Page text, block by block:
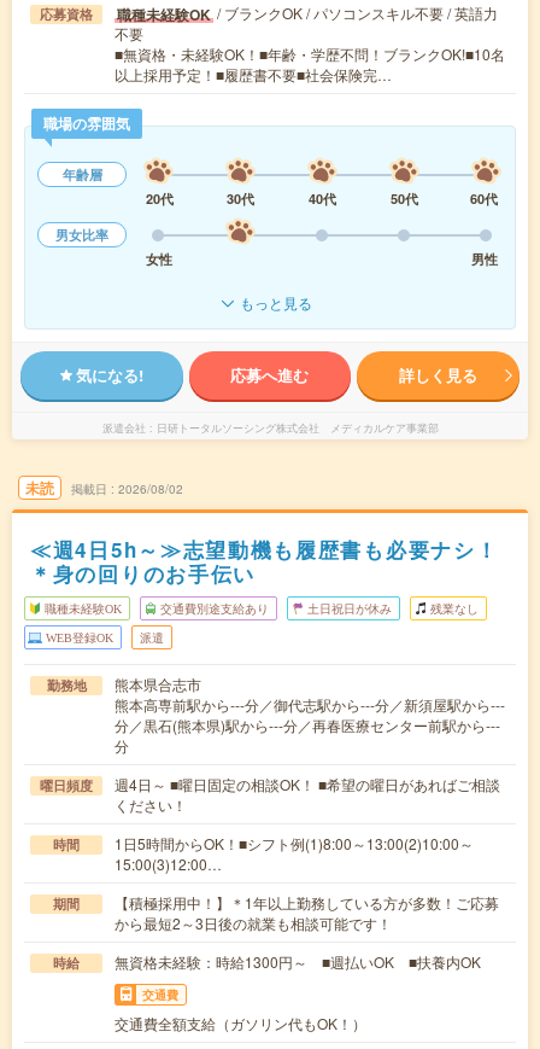
応募資格 職種未経験OK / ブランクOK / パソコンスキル不要 / 英語力
不要
■無資格・未経験OK！■年齢・学歴不問！ブランクOK!■10名
以上採用予定！■履歴書不要■社会保険完…
職場の雰囲気
年齢層
20代
30代 40代 50代
60代
男女比率
女性
男性
もっと見る
気になる! 応募へ進む 詳しく見る
派遣会社 日研トータルソーシング株式会社 メディカルケア事業部
未読 掲載日 2026/08/02
≪週4日5h～≫志望動機も履歴書も必要ナシ！
＊身の回りのお手伝い
職種未経験OK 交通費別途支給あり 土日祝日が休み 残業なし
WEB登録OK 派遣
勤務地
熊本県合志市
熊本高専前駅から---分／御代志駅から---分／新須屋駅から---
分／黒石(熊本県)駅から---分／再春医療センター前駅から---
分
曜日頻度
週4日～ ■曜日固定の相談OK！ ■希望の曜日があればご相談
ください！
時間
1日5時間からOK！■シフト例(1)8:00～13:00(2)10:00～
15:00(3)12:00…
期間
【積極採用中！】＊1年以上勤務している方が多数！ご応募
から最短2～3日後の就業も相談可能です！
時給 無資格未経験：時給1300円～ ■週払いOK ■扶養内OK
交通費
交通費全額支給（ガソリン代もOK！）